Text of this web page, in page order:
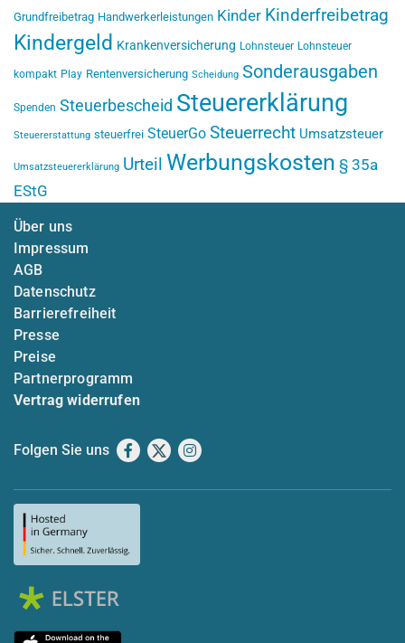
Grundfreibetrag Handwerkerleistungen Kinder Kinderfreibetrag
Kindergeld Krankenversicherung Lohnsteuer Lohnsteuer
kompakt Play Rentenversicherung Scheidung Sonderausgaben
Spenden Steuerbescheid Steuererklärung
Steuererstattung steuerfrei SteuerGo Steuerrecht Umsatzsteuer
Umsatzsteuererklärung Urteil Werbungskosten § 35a
EStG
Über uns
Impressum
AGB
Datenschutz
Barrierefreiheit
Presse
Preise
Partnerprogramm
Vertrag widerrufen
Folgen Sie uns Facebook
X Instagram